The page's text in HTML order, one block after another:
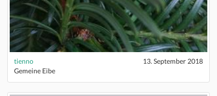
tienno
13. September 2018
Gemeine Eibe